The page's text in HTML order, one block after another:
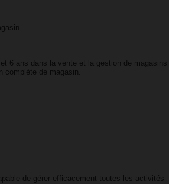
6 ans dans la vente et la gestion de magasins
complète de magasin.
de gérer efficacement toutes les activités